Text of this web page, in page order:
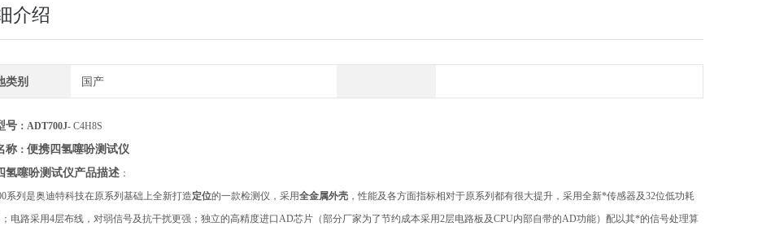
介绍
类别 国产
号 ：ADT700J- C4H8S
称 ： 便携四氢噻吩测试仪
氢噻吩测试仪产品描述 ：
系列 是奥迪特科技在原系列基础上全新打造定位的一款检测仪，采用全金属外壳 ，性能及各方面指标相对于原系列都有很大提升，采用全新*传感器及32位低功耗
电路采用4层布线，对弱信号及抗干扰更强；独立的高精度进口AD芯片（部分厂家为了节约成本采用2层电路板及CPU内部自带的AD功能）配以其*的信号处理算